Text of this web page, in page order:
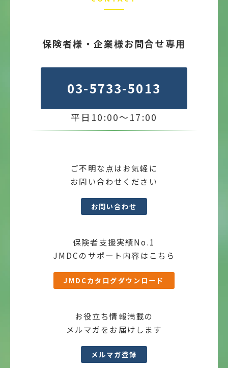
保険者様・企業様お問合せ専用
03-5733-5013
平日10:00～17:00
ご不明な点はお気軽に
お問い合わせください
お問い合わせ
保険者支援実績No.1
JMDCのサポート内容はこちら
JMDCカタログダウンロード
お役立ち情報満載の
メルマガをお届けします
メルマガ登録